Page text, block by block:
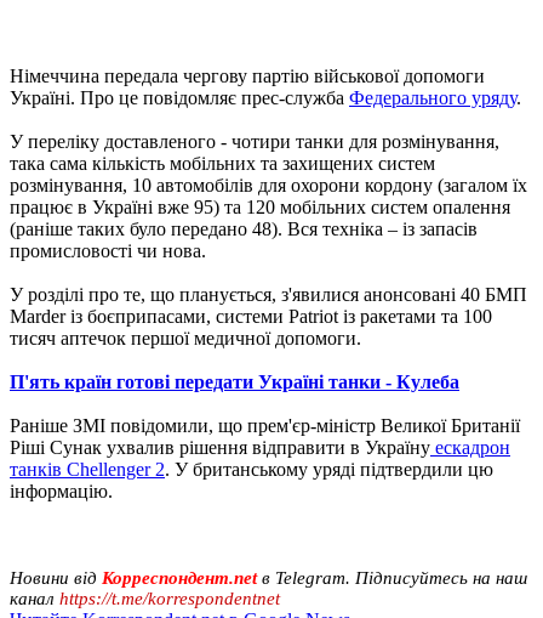
Німеччина передала чергову партію військової допомоги
Україні. Про це повідомляє прес-служба Федерального уряду.
У переліку доставленого - чотири танки для розмінування,
така сама кількість мобільних та захищених систем
розмінування, 10 автомобілів для охорони кордону (загалом їх
працює в Україні вже 95) та 120 мобільних систем опалення
(раніше таких було передано 48). Вся техніка – із запасів
промисловості чи нова.
У розділі про те, що планується, з'явилися анонсовані 40 БМП
Marder із боєприпасами, системи Patriot із ракетами та 100
тисяч аптечок першої медичної допомоги.
П'ять країн готові передати Україні танки - Кулеба
Раніше ЗМІ повідомили, що прем'єр-міністр Великої Британії
Ріші Сунак ухвалив рішення відправити в Україну ескадрон
танків Chellenger 2. У британському уряді підтвердили цю
інформацію.
Новини від Корреспондент.netв Telegram. Підписуйтесь на наш
канал https://t.me/korrespondentnet